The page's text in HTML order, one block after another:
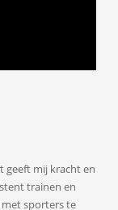
geeft mij kracht en
trainen en
met sporters te